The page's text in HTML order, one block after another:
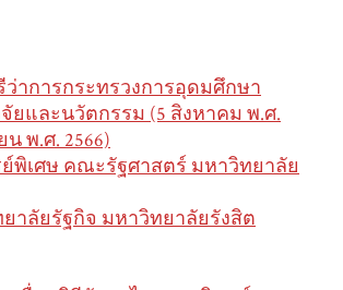
ว่าการกระทรวงการอุดมศึกษา
ยและนวัตกรรม (5 สิงหาคม พ.ศ.
น พ.ศ. 2566)
ย์พิเศษ คณะรัฐศาสตร์ มหาวิทยาลัย
าลัยรัฐกิจ มหาวิทยาลัยรังสิต